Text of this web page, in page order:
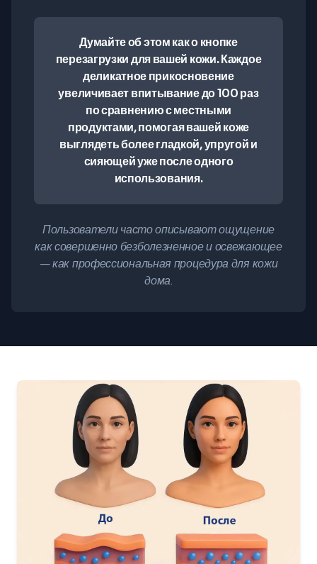
Думайте об этом как о кнопке
перезагрузки для вашей кожи. Каждое
деликатное прикосновение
увеличивает впитывание до 100 раз
по сравнению с местными
продуктами, помогая вашей коже
выглядеть более гладкой, упругой и
сияющей уже после одного
использования.
Пользователи часто описывают ощущение
как совершенно безболезненное и освежающее
— как профессиональная процедура для кожи
дома.